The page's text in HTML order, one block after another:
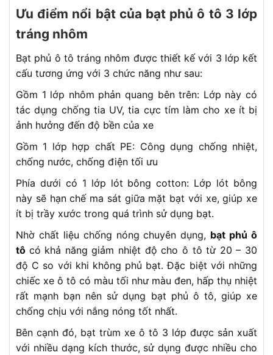
Ưu điểm nổi bật của bạt phủ ô tô 3 lớp
tráng nhôm
Bạt phủ ô tô tráng nhôm được thiết kế với 3 lớp kết
cấu tương ứng với 3 chức năng như sau:
Gồm 1 lớp nhôm phản quang bên trên: Lớp này có
tác dụng chống tia UV, tia cực tím làm cho xe ít bị
ảnh hưởng đến độ bền của xe
Gồm 1 lớp hợp chất PE: Công dụng chống nhiệt,
chống nước, chống điện tối ưu
Phía dưới có 1 lớp lót bông cotton: Lớp lót bông
này sẽ hạn chế ma sát giữa mặt bạt với xe, giúp xe
ít bị trầy xước trong quá trình sử dụng bạt.
Nhờ chất liệu chống nóng chuyên dụng, bạt phủ ô
tô có khả năng giảm nhiệt độ cho ô tô từ 20 – 30
độ C so với khi không phủ bạt. Đặc biệt với những
chiếc xe ô tô có màu tối như màu đen, hấp thụ nhiệt
rất mạnh bạn nên sử dụng bạt phủ ô tô, giúp xe
chống chịu với nắng nóng tốt nhất.
Bên cạnh đó, bạt trùm xe ô tô 3 lớp được sản xuất
với nhiều dạng kích thước, sử dụng được nhiều cho